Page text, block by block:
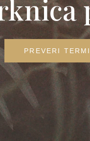
PREVERI